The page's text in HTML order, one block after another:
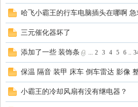
哈飞小霸王的行车电脑插头在哪啊 急
三元催化器坏了
添加了一些 装饰条 ... 2 3 4 5 6 ..
保温 隔音 装甲 床车 倒车雷达 影像
小霸王的冷却风扇有没有继电器？